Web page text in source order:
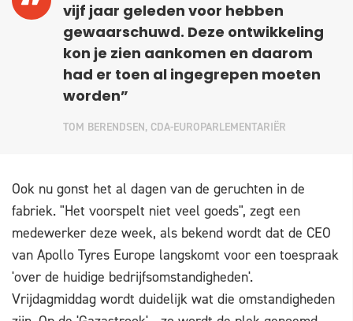
vijf jaar geleden voor hebben
gewaarschuwd. Deze ontwikkeling
kon je zien aankomen en daarom
had er toen al ingegrepen moeten
worden”
TOM BERENDSEN, CDA-EUROPARLEMENTARIËR
Ook nu gonst het al dagen van de geruchten in de
fabriek. "Het voorspelt niet veel goeds", zegt een
medewerker deze week, als bekend wordt dat de CEO
van Apollo Tyres Europe langskomt voor een toespraak
'over de huidige bedrijfsomstandigheden'.
Vrijdagmiddag wordt duidelijk wat die omstandigheden